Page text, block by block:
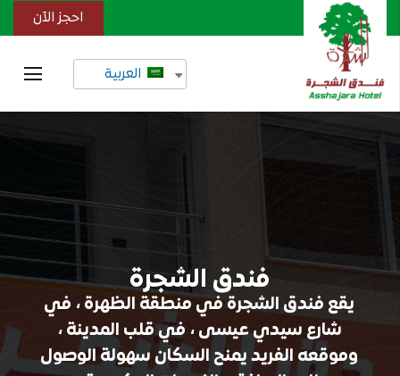
احجز الآن
العربية